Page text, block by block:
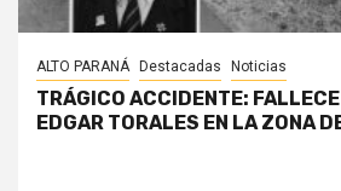
ALTO PARANÁ Destacadas Noticias
TRÁGICO ACCIDENTE:
EDGAR TORALES EN LA ZONA